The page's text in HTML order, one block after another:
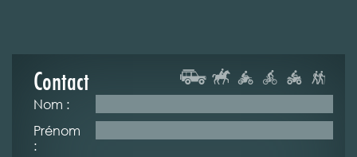
Contact
Nom :
Prénom
: